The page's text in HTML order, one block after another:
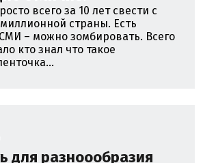
всего за 10 лет свести с
страны. Есть
– можно зомбировать. Всего
кто знал что такое
для разноообразия